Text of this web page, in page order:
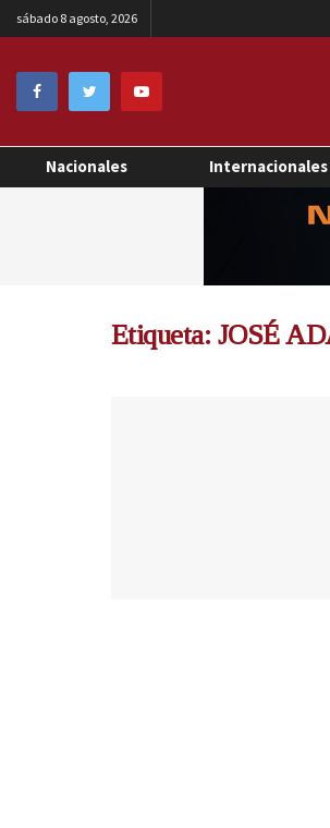
sábado 8 agosto, 2026
Nacionales Internacionales
Etiqueta: JOSÉ